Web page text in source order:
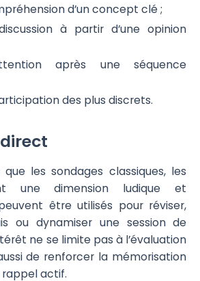
d’un concept clé ;
à partir d’une opinion
après une séquence
des plus discrets.
les sondages classiques, les
une dimension ludique et
être utilisés pour réviser,
ou dynamiser une session de
ne se limite pas à l’évaluation
de renforcer la mémorisation
rappel actif.